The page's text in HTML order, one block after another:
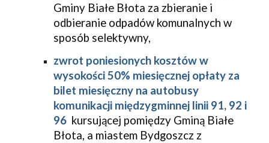
Gminy Białe Błota za zbieranie i
odbieranie odpadów komunalnych w
sposób selektywny,
zwrot poniesionych kosztów w
wysokości 50% miesięcznej opłaty za
bilet miesięczny na autobusy
komunikacji międzygminnej linii 91, 92 i
96 kursującej pomiędzy Gminą Białe
Błota, a miastem Bydgoszcz z